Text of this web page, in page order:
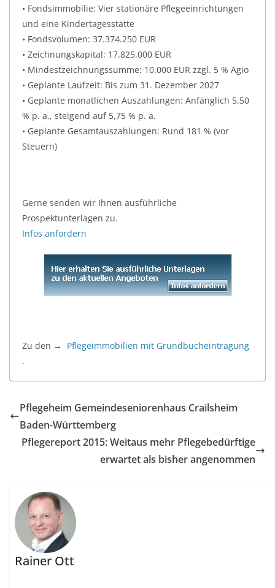
• Fondsimmobilie: Vier stationäre Pflegeeinrichtungen
und eine Kindertagesstätte
• Fondsvolumen: 37.374.250 EUR
• Zeichnungskapital: 17.825.000 EUR
• Mindestzeichnungssumme: 10.000 EUR zzgl. 5 % Agio
• Geplante Laufzeit: Bis zum 31. Dezember 2027
• Geplante monatlichen Auszahlungen: Anfänglich 5,50
% p. a., steigend auf 5,75 % p. a.
• Geplante Gesamtauszahlungen: Rund 181 % (vor
Steuern)
Gerne senden wir Ihnen ausführliche
Prospektunterlagen zu.
Infos anfordern
Zu den → Pflegeimmobilien mit Grundbucheintragung
.
Pflegeheim Gemeindeseniorenhaus Crailsheim
Baden-Württemberg
Pflegereport 2015: Weitaus mehr Pflegebedürftige
erwartet als bisher angenommen
Rainer Ott